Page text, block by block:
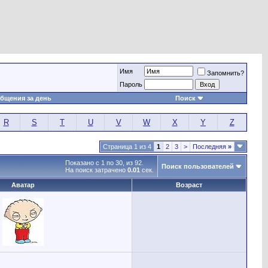
Имя
Запомнить?
Пароль
за день
Поиск
R S T U V W X Y Z
Страница 1 из 4 1 2 3 > Последняя »
Показано с 1 по 30, из 92.
На поиск затрачено 0.01 сек. Поиск пользователей
Аватар Возраст